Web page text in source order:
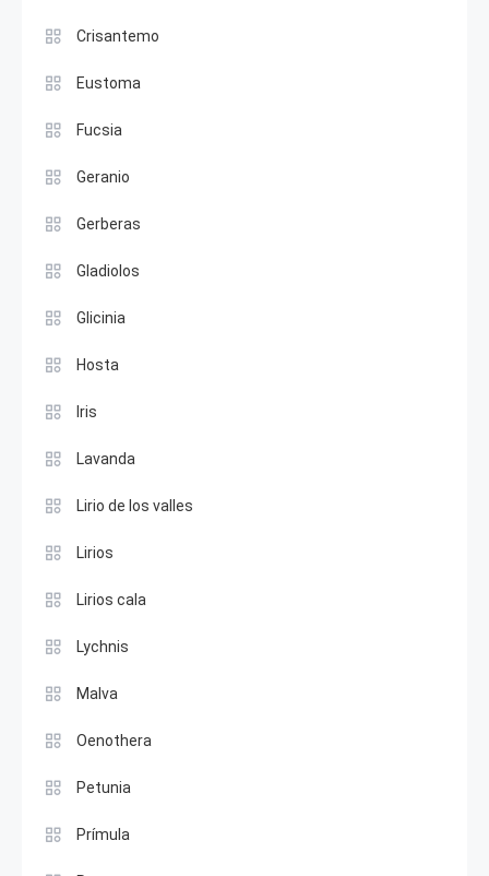
Crisantemo
Eustoma
Fucsia
Geranio
Gerberas
Gladiolos
Glicinia
Hosta
Iris
Lavanda
Lirio de los valles
Lirios
Lirios cala
Lychnis
Malva
Oenothera
Petunia
Prímula